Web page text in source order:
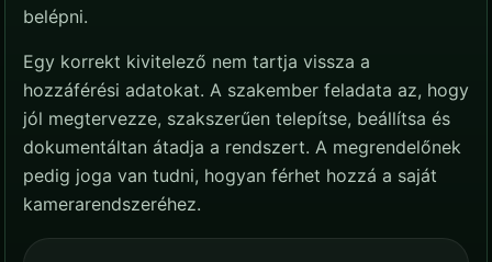
belépni.
Egy korrekt kivitelező nem tartja vissza a
hozzáférési adatokat. A szakember feladata az, hogy
jól megtervezze, szakszerűen telepítse, beállítsa és
dokumentáltan átadja a rendszert. A megrendelőnek
pedig joga van tudni, hogyan férhet hozzá a saját
kamerarendszeréhez.